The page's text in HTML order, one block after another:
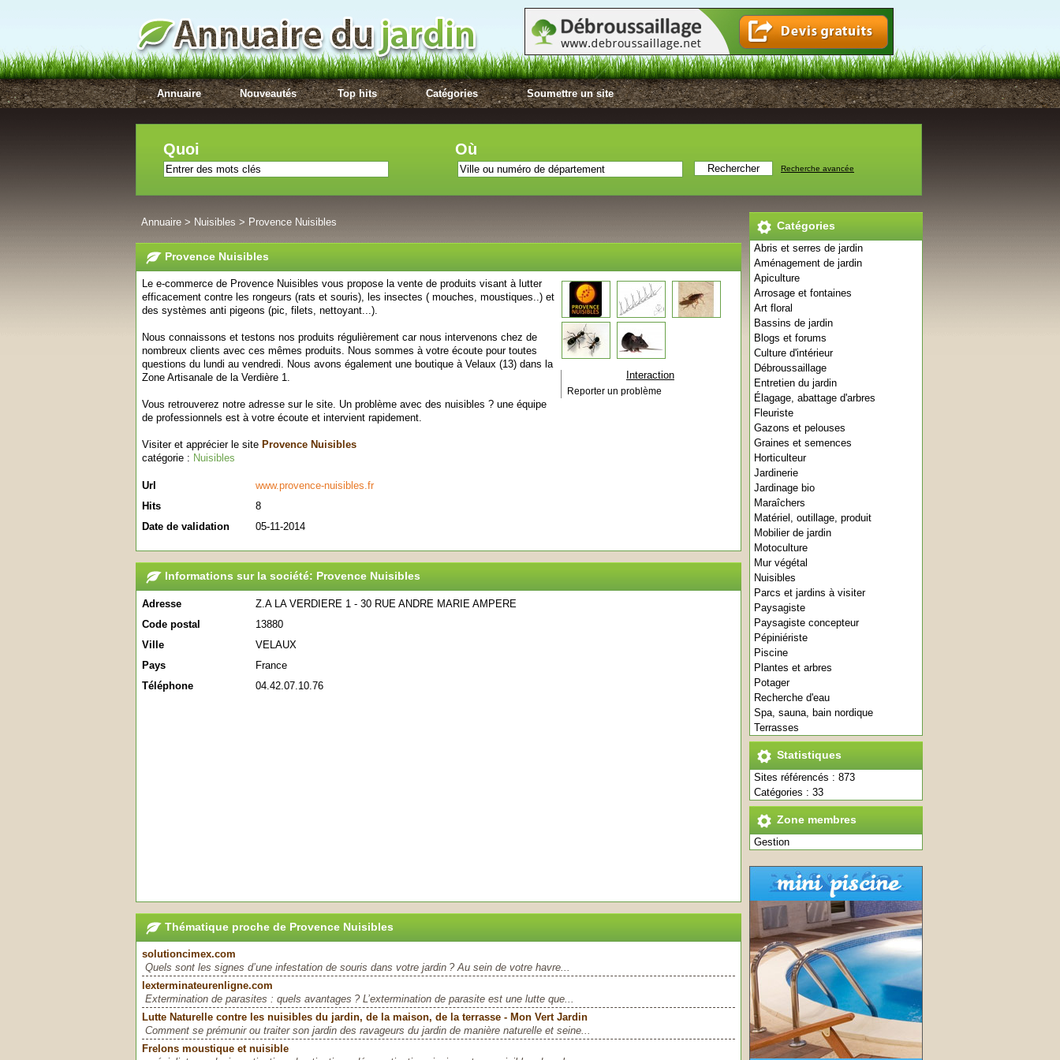
Annuaire Nouveautés Top hits Catégories Soumettre un site
Quoi Où
Recherche avancée
Catégories
Abris et serres de jardin
Aménagement de jardin
Apiculture
Arrosage et fontaines
Art floral
Bassins de jardin
Blogs et forums
Culture d'intérieur
Débroussaillage
Entretien du jardin
Élagage, abattage d'arbres
Fleuriste
Gazons et pelouses
Graines et semences
Horticulteur
Jardinerie
Jardinage bio
Maraîchers
Matériel, outillage, produit
Mobilier de jardin
Motoculture
Mur végétal
Nuisibles
Parcs et jardins à visiter
Paysagiste
Paysagiste concepteur
Pépiniériste
Piscine
Plantes et arbres
Potager
Recherche d'eau
Spa, sauna, bain nordique
Terrasses
Statistiques
Sites référencés : 873
Catégories : 33
Zone membres
Gestion
Annuaire > Nuisibles > Provence Nuisibles
Provence Nuisibles
Le e-commerce de Provence Nuisibles vous propose la vente de produits visant à lutter
efficacement contre les rongeurs (rats et souris), les insectes ( mouches, moustiques..) et
des systèmes anti pigeons (pic, filets, nettoyant...).
Nous connaissons et testons nos produits régulièrement car nous intervenons chez de
nombreux clients avec ces mêmes produits. Nous sommes à votre écoute pour toutes
questions du lundi au vendredi. Nous avons également une boutique à Velaux (13) dans la
Zone Artisanale de la Verdière 1.
Vous retrouverez notre adresse sur le site. Un problème avec des nuisibles ? une équipe
de professionnels est à votre écoute et intervient rapidement.
Visiter et apprécier le site Provence Nuisibles
catégorie : Nuisibles
Url
www.provence-nuisibles.fr
Hits
8
Date de validation
05-11-2014
Interaction
Reporter un problème
Informations sur la société: Provence Nuisibles
Adresse
Z.A LA VERDIERE 1 - 30 RUE ANDRE MARIE AMPERE
Code postal
13880
Ville
VELAUX
Pays
France
Téléphone
04.42.07.10.76
Thématique proche de Provence Nuisibles
solutioncimex.com
Quels sont les signes d’une infestation de souris dans votre jardin ? Au sein de votre havre...
lexterminateurenligne.com
Extermination de parasites : quels avantages ? L’extermination de parasite est une lutte que...
Lutte Naturelle contre les nuisibles du jardin, de la maison, de la terrasse - Mon Vert Jardin
Comment se prémunir ou traiter son jardin des ravageurs du jardin de manière naturelle et seine...
Frelons moustique et nuisible